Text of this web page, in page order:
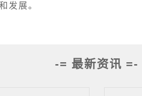
发展。
-= 最新资讯 =-